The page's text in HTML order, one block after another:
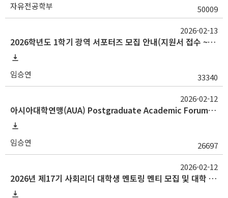
자유전공학부 50009
2026학년도 1학기 광역 서포터즈 모집 안내(지원서 접수 ~2/23 13시)
임승연 33340
2026-02-13
아시아대학연맹(AUA) Postgraduate Academic Forum(THU, CU, UM) 안내
임승연 26697
2026-02-12
2026년 제17기 사회리더 대학생 멘토링 멘티 모집 및 대학 추천 안내
2026-02-12